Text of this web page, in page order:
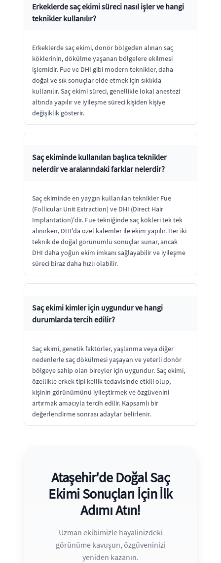
Erkeklerde saç ekimi süreci nasıl işler ve hangi
teknikler kullanılır?
Erkeklerde saç ekimi, donör bölgeden alınan saç
köklerinin, dökülme yaşanan bölgelere ekilmesi
işlemidir. Fue ve DHI gibi modern teknikler, daha
doğal ve sık sonuçlar elde etmek için sıklıkla
kullanılır. Saç ekimi süreci, genellikle lokal anestezi
altında yapılır ve iyileşme süreci kişiden kişiye
değişiklik gösterir.
Saç ekiminde kullanılan başlıca teknikler
nelerdir ve aralarındaki farklar nelerdir?
Saç ekiminde en yaygın kullanılan teknikler Fue
(Follicular Unit Extraction) ve DHI (Direct Hair
Implantation)'dir. Fue tekniğinde saç kökleri tek tek
alınırken, DHI'da özel kalemler ile ekim yapılır. Her iki
teknik de doğal görünümlü sonuçlar sunar, ancak
DHI daha yoğun ekim imkanı sağlayabilir ve iyileşme
süreci biraz daha hızlı olabilir.
Saç ekimi kimler için uygundur ve hangi
durumlarda tercih edilir?
Saç ekimi, genetik faktörler, yaşlanma veya diğer
nedenlerle saç dökülmesi yaşayan ve yeterli donör
bölgeye sahip olan bireyler için uygundur. Saç ekimi,
özellikle erkek tipi kellik tedavisinde etkili olup,
kişinin görünümünü iyileştirmek ve özgüvenini
artırmak amacıyla tercih edilir. Kapsamlı bir
değerlendirme sonrası adaylar belirlenir.
Ataşehir'de Doğal Saç
Ekimi Sonuçları İçin İlk
Adımı Atın!
Uzman ekibimizle hayalinizdeki
görünüme kavuşun, özgüveninizi
yeniden kazanın.